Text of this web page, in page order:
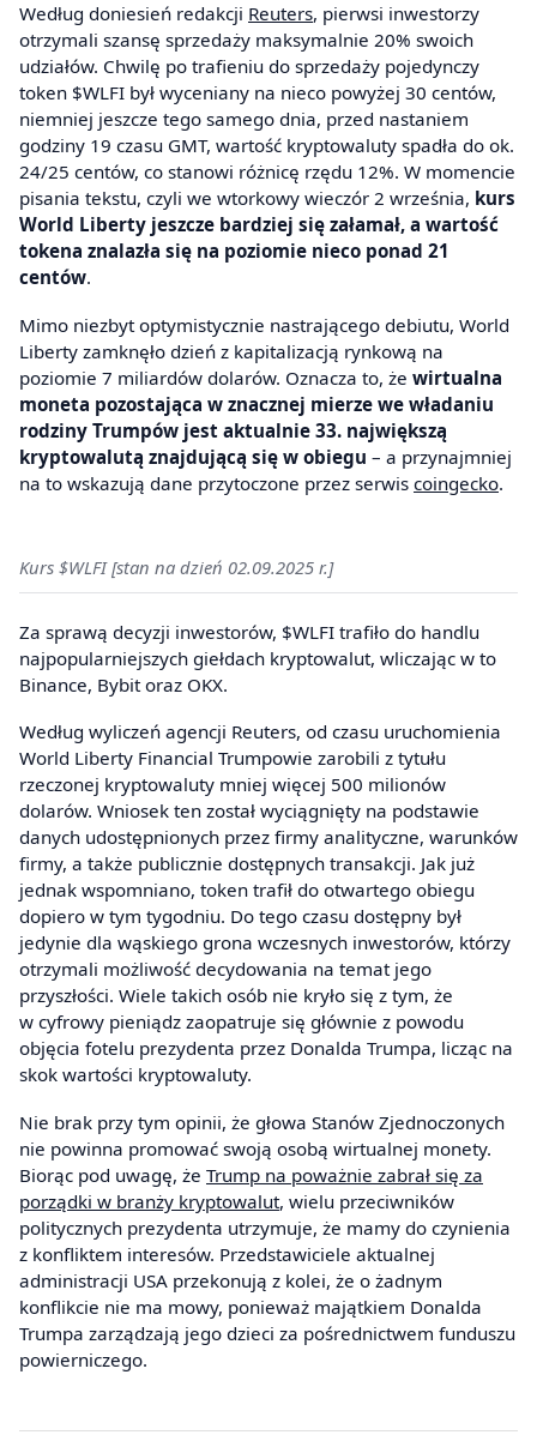
Według doniesień redakcji Reuters, pierwsi inwestorzy
otrzymali szansę sprzedaży maksymalnie 20% swoich
udziałów. Chwilę po trafieniu do sprzedaży pojedynczy
token $WLFI był wyceniany na nieco powyżej 30 centów,
niemniej jeszcze tego samego dnia, przed nastaniem
godziny 19 czasu GMT, wartość kryptowaluty spadła do ok.
24/25 centów, co stanowi różnicę rzędu 12%. W momencie
pisania tekstu, czyli we wtorkowy wieczór 2 września, kurs
World Liberty jeszcze bardziej się załamał, a wartość
tokena znalazła się na poziomie nieco ponad 21
centów.
Mimo niezbyt optymistycznie nastrającego debiutu, World
Liberty zamknęło dzień z kapitalizacją rynkową na
poziomie 7 miliardów dolarów. Oznacza to, że wirtualna
moneta pozostająca w znacznej mierze we władaniu
rodziny Trumpów jest aktualnie 33. największą
kryptowalutą znajdującą się w obiegu – a przynajmniej
na to wskazują dane przytoczone przez serwis coingecko.
Kurs $WLFI [stan na dzień 02.09.2025 r.]
Za sprawą decyzji inwestorów, $WLFI trafiło do handlu
najpopularniejszych giełdach kryptowalut, wliczając w to
Binance, Bybit oraz OKX.
Według wyliczeń agencji Reuters, od czasu uruchomienia
World Liberty Financial Trumpowie zarobili z tytułu
rzeczonej kryptowaluty mniej więcej 500 milionów
dolarów. Wniosek ten został wyciągnięty na podstawie
danych udostępnionych przez firmy analityczne, warunków
firmy, a także publicznie dostępnych transakcji. Jak już
jednak wspomniano, token trafił do otwartego obiegu
dopiero w tym tygodniu. Do tego czasu dostępny był
jedynie dla wąskiego grona wczesnych inwestorów, którzy
otrzymali możliwość decydowania na temat jego
przyszłości. Wiele takich osób nie kryło się z tym, że
w cyfrowy pieniądz zaopatruje się głównie z powodu
objęcia fotelu prezydenta przez Donalda Trumpa, licząc na
skok wartości kryptowaluty.
Nie brak przy tym opinii, że głowa Stanów Zjednoczonych
nie powinna promować swoją osobą wirtualnej monety.
Biorąc pod uwagę, że Trump na poważnie zabrał się za
porządki w branży kryptowalut, wielu przeciwników
politycznych prezydenta utrzymuje, że mamy do czynienia
z konfliktem interesów. Przedstawiciele aktualnej
administracji USA przekonują z kolei, że o żadnym
konflikcie nie ma mowy, ponieważ majątkiem Donalda
Trumpa zarządzają jego dzieci za pośrednictwem funduszu
powierniczego.